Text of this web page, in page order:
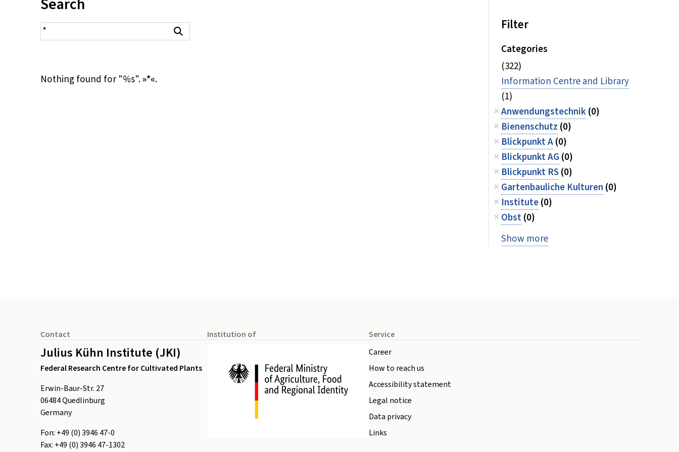
search result
Nothing found for "%s".»*«.
Filter
Categories
(322)
Information Centre and Library
(1)
Anwendungstechnik(0)
Bienenschutz (0)
Blickpunkt A(0)
Blickpunkt AG (0)
Blickpunkt RS(0)
Gartenbauliche Kulturen (0)
Institute(0)
Obst(0)
Show more
Contact
Julius Kühn Institute (JKI)
Federal Research Centre for Cultivated Plants
Erwin-Baur-Str. 27
06484Quedlinburg
Germany
Fon: +49 (0) 3946 47-0
Fax: +49 (0) 3946 47-1302
Institution of
Service
Career
How to reach us
Accessibility statement
Legal notice
Data privacy
Links